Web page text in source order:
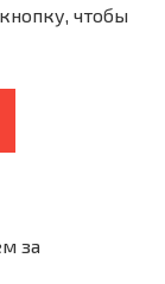
чтобы
за